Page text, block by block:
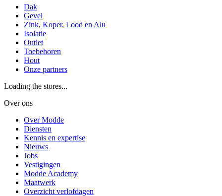
Dak
Gevel
Zink, Koper, Lood en Alu
Isolatie
Outlet
Toebehoren
Hout
Onze partners
Loading the stores...
Over ons
Over Modde
Diensten
Kennis en expertise
Nieuws
Jobs
Vestigingen
Modde Academy
Maatwerk
Overzicht verlofdagen